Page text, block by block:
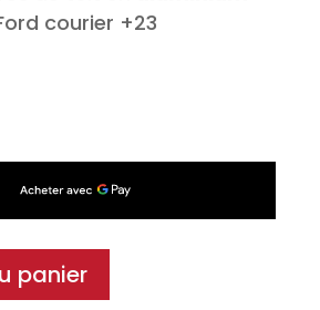
courier +23
panier